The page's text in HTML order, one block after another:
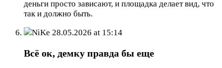
деньги просто зависают, и площадка делает вид, что
так и должно быть.
NiKe 28.05.2026 at 15:14
Всё ок, демку правда бы еще